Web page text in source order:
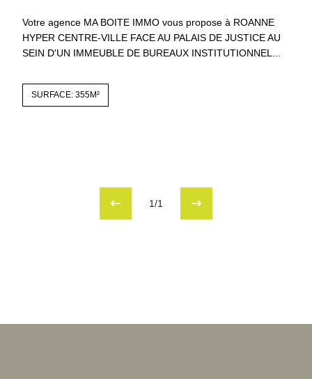
Votre agence MA BOITE IMMO vous propose à ROANNE
HYPER CENTRE-VILLE FACE AU PALAIS DE JUSTICE AU
SEIN D'UN IMMEUBLE DE BUREAUX INSTITUTIONNEL...
SURFACE: 355M²
1/1